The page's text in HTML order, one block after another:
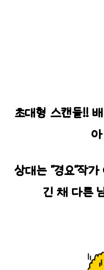
초대형 스캔들!!
상대는 "경요"작가
긴 채 다른